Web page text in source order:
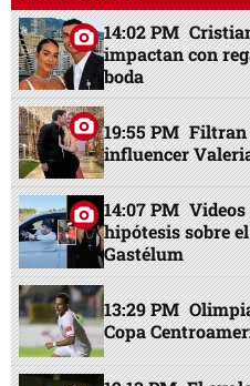
14:02 PM
impactan con
boda
19:55 PM Filtran
influencer
14:07 PM
hipótesis sobre
Gastélum
13:29 PM
Copa